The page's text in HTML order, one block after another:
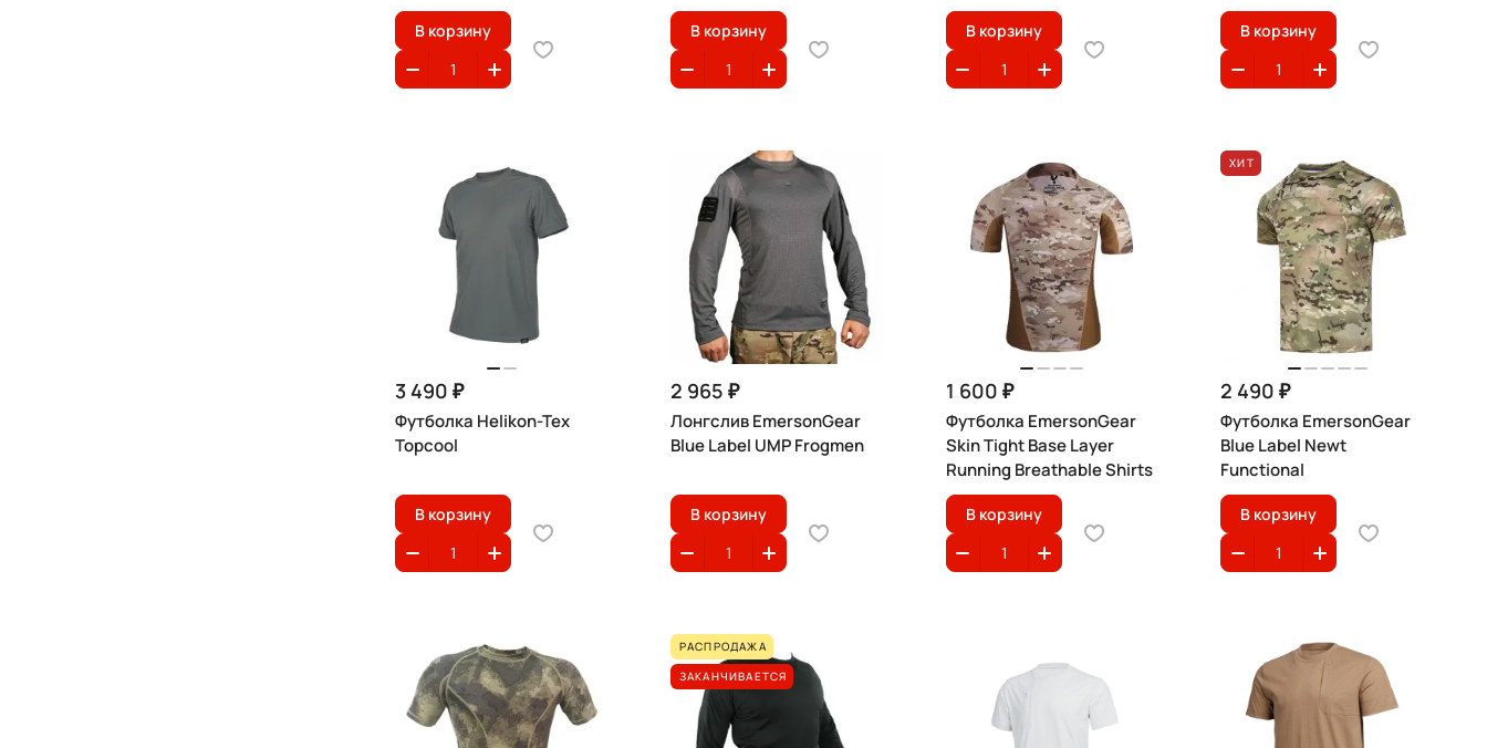
В корзину В корзину В корзину В корзину
3 490 ₽
Футболка Helikon-Tex
Topcool
В корзину
2 965 ₽
Лонгслив EmersonGear
Blue Label UMP Frogmen
В корзину
1 600 ₽
Футболка EmersonGear
Skin Tight Base Layer
Running Breathable Shirts
В корзину
ХИТ
2 490 ₽
Футболка EmersonGear
Blue Label Newt
Functional
В корзину
РАСПРОДАЖА
ЗАКАНЧИВАЕТСЯ